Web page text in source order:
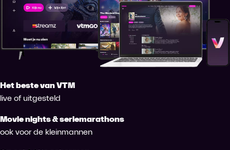
Het beste van VTM
live of uitgesteld
Movie nights & seriemarathons
ook voor de kleinmannen